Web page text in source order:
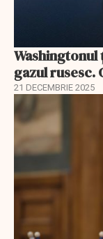
gazul rusesc.
21 DECEMBRIE 2025
EXCLUSIV